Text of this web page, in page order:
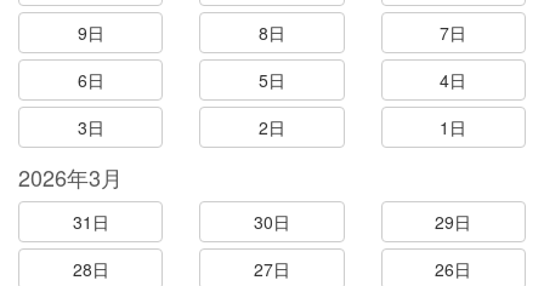
9日
8日
7日
6日
5日
4日
3日
2日 1日
2026年3月
31日 30日
29日
28日
27日
26日